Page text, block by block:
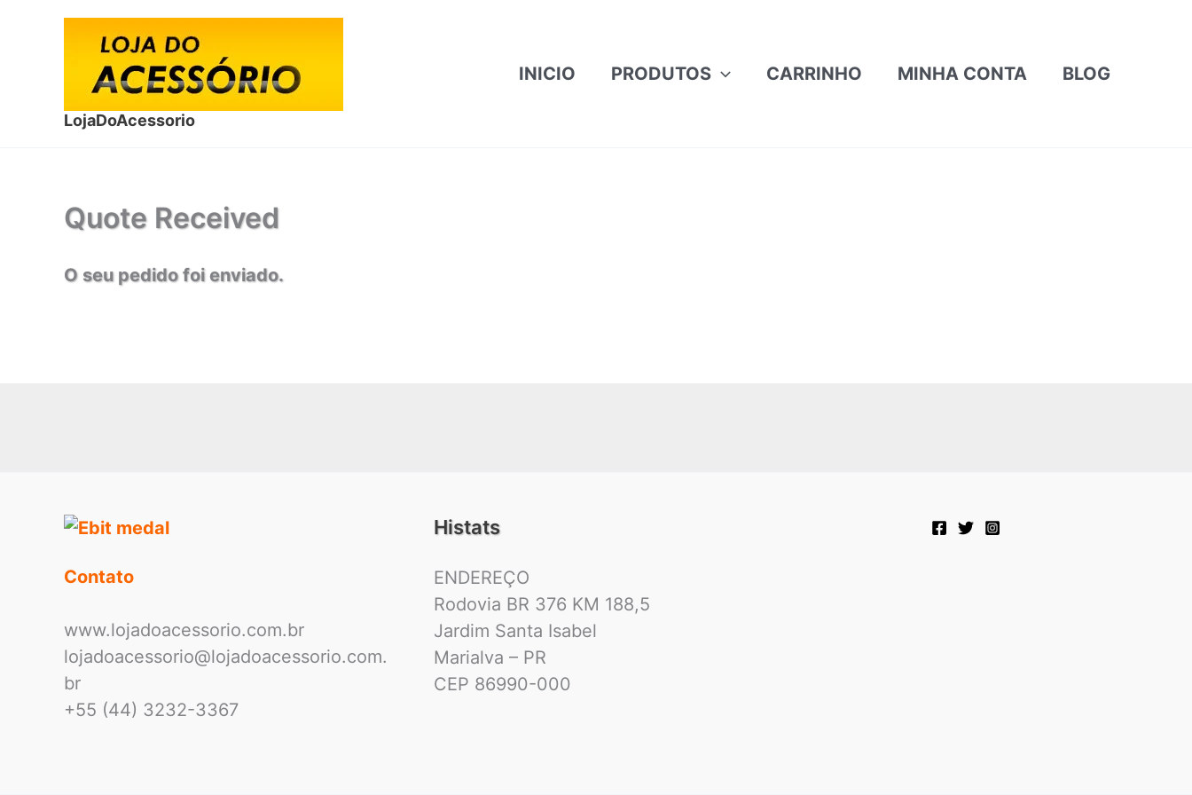
LojaDoAcessorio
INICIO PRODUTOS CARRINHO MINHA CONTA BLOG
Quote Received
O seu pedido foi enviado.
Contato
www.lojadoacessorio.com.br
lojadoacessorio@lojadoacessorio.com.
br
+55 (44) 3232-3367
Histats
ENDEREÇO
Rodovia BR 376 KM 188,5
Jardim Santa Isabel
Marialva – PR
CEP 86990-000